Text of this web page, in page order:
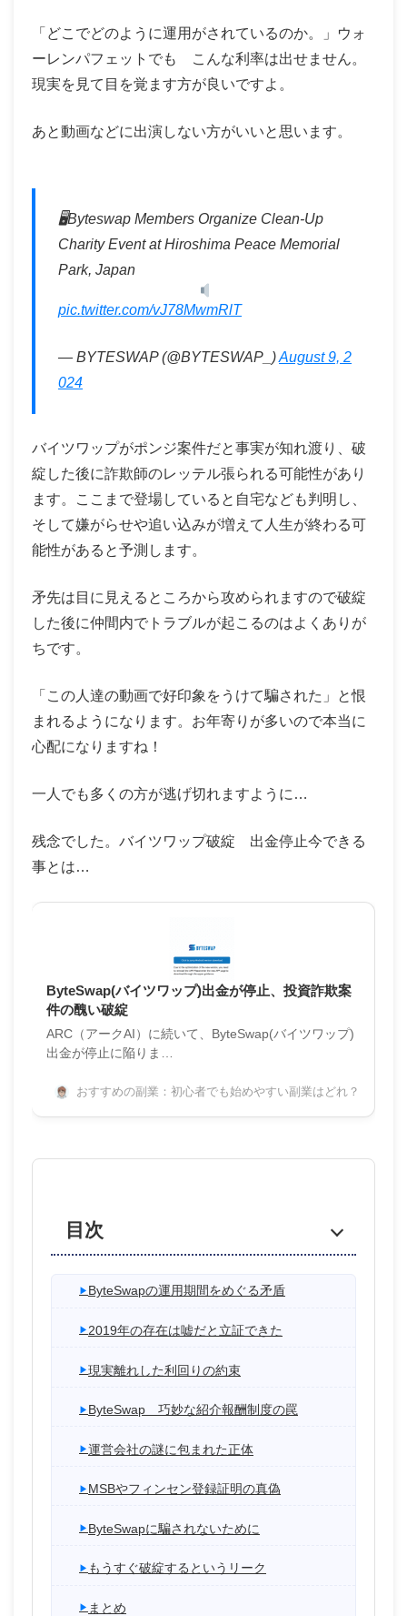
「どこでどのように運用がされているのか。」ウォ
ーレンパフェットでも こんな利率は出せません。
現実を見て目を覚ます方が良いですよ。
あと動画などに出演しない方がいいと思います。
🖥Byteswap Members Organize Clean-Up
Charity Event at Hiroshima Peace Memorial
Park, Japan
pic.twitter.com/vJ78MwmRlT
— BYTESWAP (@BYTESWAP_)August 9, 2
024
バイツワップがポンジ案件だと事実が知れ渡り、破
綻した後に詐欺師のレッテル張られる可能性があり
ます。ここまで登場していると自宅なども判明し、
そして嫌がらせや追い込みが増えて人生が終わる可
能性があると予測します。
矛先は目に見えるところから攻められますので破綻
した後に仲間内でトラブルが起こるのはよくありが
ちです。
「この人達の動画で好印象をうけて騙された」と恨
まれるようになります。お年寄りが多いので本当に
心配になりますね！
一人でも多くの方が逃げ切れますように…
残念でした。バイツワップ破綻 出金停止今できる
事とは…
ByteSwap(バイツワップ)出金が停止、投資詐欺案
件の醜い破綻
ARC（アークAI）に続いて、ByteSwap(バイツワップ)
出金が停止に陥りま…
おすすめの副業：初心者でも始めやすい副業はどれ？
目次
ByteSwapの運用期間をめぐる矛盾
2019年の存在は嘘だと立証できた
現実離れした利回りの約束
ByteSwap 巧妙な紹介報酬制度の罠
運営会社の謎に包まれた正体
MSBやフィンセン登録証明の真偽
ByteSwapに騙されないために
もうすぐ破綻するというリーク
まとめ